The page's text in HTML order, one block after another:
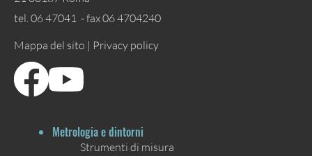
tel. 06 47041 - fax 06 4704240
Mappa del sito | Privacy policy
Metrologia e dintorni
Strumenti di misura